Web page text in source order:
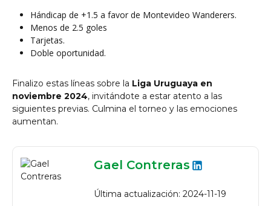
Hándicap de +1.5 a favor de Montevideo Wanderers.
Menos de 2.5 goles
Tarjetas.
Doble oportunidad.
Finalizo estas líneas sobre la Liga Uruguaya en
noviembre 2024, invitándote a estar atento a las
siguientes previas. Culmina el torneo y las emociones
aumentan.
Gael Contreras
Última actualización: 2024-11-19